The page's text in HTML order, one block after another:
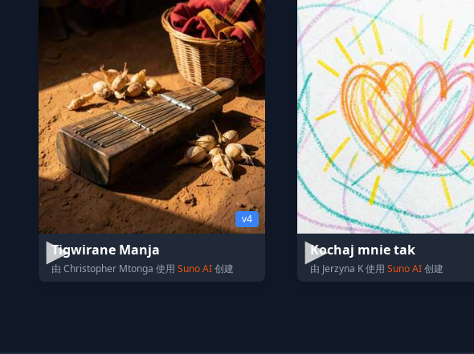
v4
Tigwirane Manja
由 Christopher Mtonga 使用 Suno AI创建
Kochaj mnie tak
由 Jerzyna K 使用 Suno AI创建